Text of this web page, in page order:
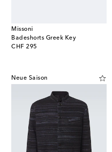
Missoni
Badeshorts Greek Key
CHF 295
original price
Neue Saison